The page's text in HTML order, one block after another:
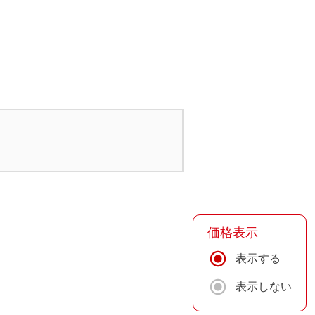
価格表示
表示する
表示しない